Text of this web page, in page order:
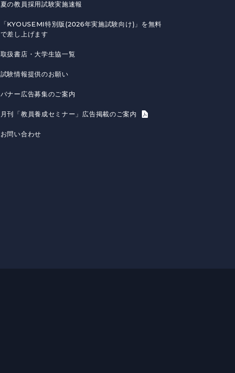
夏の教員採用試験実施速報
「KYOUSEMI特別版(2026年実施試験向け)」を無料
で差し上げます
取扱書店・大学生協一覧
試験情報提供のお願い
バナー広告募集のご案内
月刊「教員養成セミナー」広告掲載のご案内
お問い合わせ